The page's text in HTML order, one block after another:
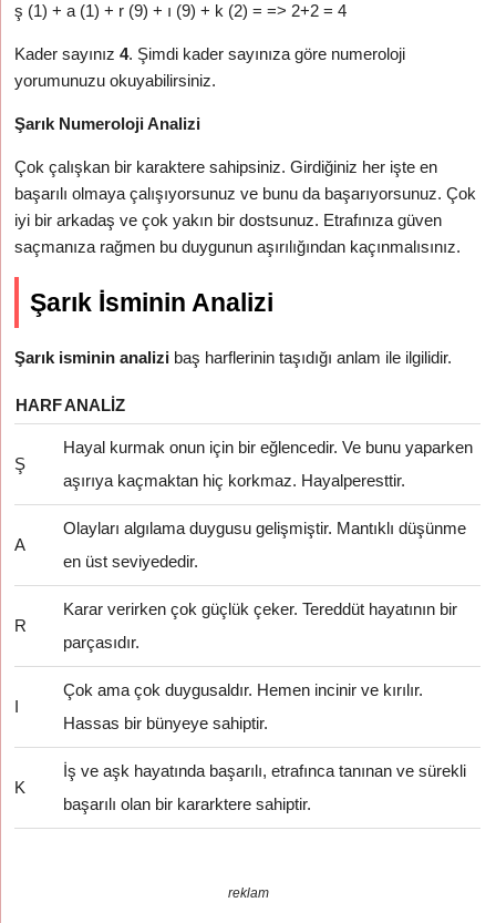
ş (1) + a (1) + r (9) + ı (9) + k (2) = => 2+2 = 4
Kader sayınız4. Şimdi kader sayınıza göre numeroloji
yorumunuzu okuyabilirsiniz.
Şarık Numeroloji Analizi
Çok çalışkan bir karaktere sahipsiniz. Girdiğiniz her işte en
başarılı olmaya çalışıyorsunuz ve bunu da başarıyorsunuz. Çok
iyi bir arkadaş ve çok yakın bir dostsunuz. Etrafınıza güven
saçmanıza rağmen bu duygunun aşırılığından kaçınmalısınız.
Şarık İsminin Analizi
Şarık isminin analizi baş harflerinin taşıdığı anlam ile ilgilidir.
HARFANALIZ
Ş
Hayal kurmak onun için bir eğlencedir. Ve bunu yaparken
aşırıya kaçmaktan hiç korkmaz. Hayalperesttir.
A
Olayları algılama duygusu gelişmiştir. Mantıklı düşünme
en üst seviyededir.
R
Karar verirken çok güçlük çeker. Tereddüt hayatının bir
parçasıdır.
I
Çok ama çok duygusaldır. Hemen incinir ve kırılır.
Hassas bir bünyeye sahiptir.
K
İş ve aşk hayatında başarılı, etrafınca tanınan ve sürekli
başarılı olan bir kararktere sahiptir.
reklam